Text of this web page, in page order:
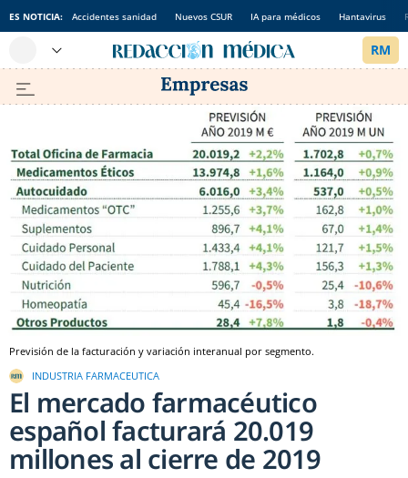
ES NOTICIA: Accidentes sanidad Nuevos CSUR IA para médicos Hantavirus
Previsión de la facturación y variación interanual por segmento.
INDUSTRIA FARMACEUTICA
El mercado farmacéutico
español facturará 20.019
millones al cierre de 2019